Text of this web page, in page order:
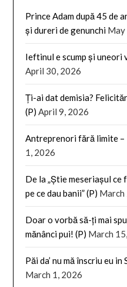
Prince Adam după 45 de
și dureri de genunchi May
Ieftinul e scump și uneori
April 30, 2026
Ți-ai dat demisia?
(P) April 9, 2026
Antreprenori fără limite
1, 2026
De la „Știe meseriașul ce
pe ce dau banii” (P) March
Doar o vorbă să-ți mai
mănânci pui! (P) March
Păi da’ nu mă înscriu eu
March 1, 2026